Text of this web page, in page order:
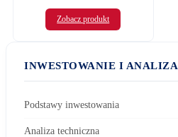
Zobacz produkt
INWESTOWANIE I ANALIZA
Podstawy inwestowania
Analiza techniczna